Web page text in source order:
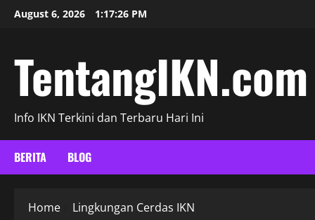
SkipAugust 6, 2026 1:17:27 PM
TentangIKN.com
Info IKN Terkini dan Terbaru Hari Ini
BERITA BLOG
Home Lingkungan Cerdas IKN